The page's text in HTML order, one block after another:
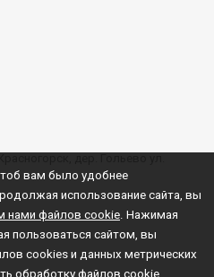
вам было удобнее
использование сайта, вы
нами файлов cookie . Нажимая
пользоваться сайтом, вы
cookies и данных метрических
обработку файлов cookie,